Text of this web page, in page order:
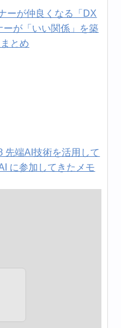
ーが仲良くなる「DX
ーが「いい関係」を築
とめ
先端AI技術を活用して
に参加してきたメモ